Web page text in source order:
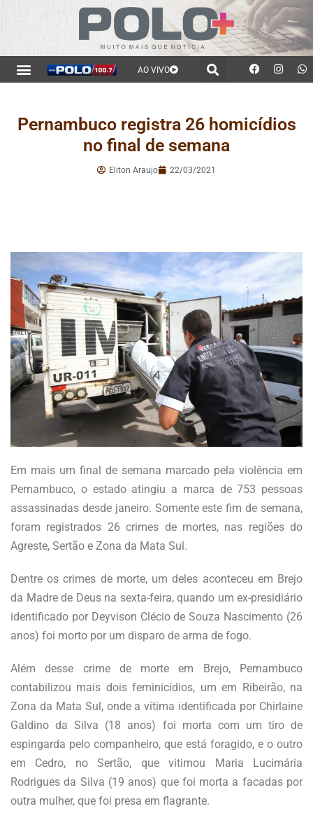
AO VIVO
Pernambuco registra 26 homicídios
no final de semana
Eliton Araujo 22/03/2021
Em mais um final de semana marcado pela violência em
Pernambuco, o estado atingiu a marca de 753 pessoas
assassinadas desde janeiro. Somente este fim de semana,
foram registrados 26 crimes de mortes, nas regiões do
Agreste, Sertão e Zona da Mata Sul.
Dentre os crimes de morte, um deles aconteceu em Brejo
da Madre de Deus na sexta-feira, quando um ex-presidiário
identificado por Deyvison Clécio de Souza Nascimento (26
anos) foi morto por um disparo de arma de fogo.
Além desse crime de morte em Brejo, Pernambuco
contabilizou mais dois feminicídios, um em Ribeirão, na
Zona da Mata Sul, onde a vítima identificada por Chirlaine
Galdino da Silva (18 anos) foi morta com um tiro de
espingarda pelo companheiro, que está foragido, e o outro
em Cedro, no Sertão, que vitimou Maria Lucimária
Rodrigues da Silva (19 anos) que foi morta a facadas por
outra mulher, que foi presa em flagrante.